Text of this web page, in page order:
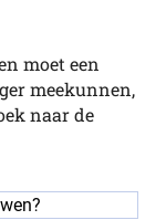
moet een
meekunnen,
naar de